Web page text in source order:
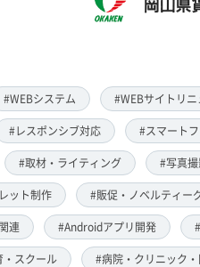
#WEBシステム #WEBサイトリ
#レスポンシブ対応 #スマート
#取材・ライティング #写真
ット制作 #販促・ノベルティー
連 #Androidアプリ開発
スクール #病院・クリニック